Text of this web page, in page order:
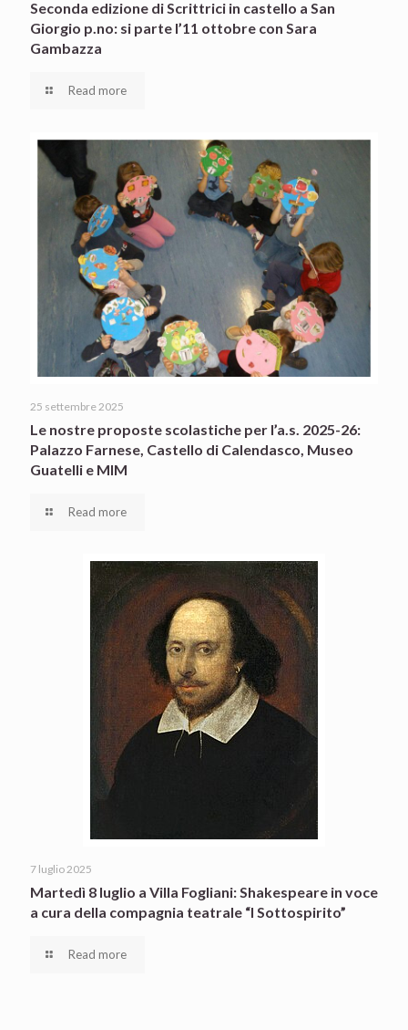
Seconda edizione di Scrittrici in castello a San
Giorgio p.no: si parte l’11 ottobre con Sara
Gambazza
Read more
25 settembre 2025
Le nostre proposte scolastiche per l’a.s. 2025-26:
Palazzo Farnese, Castello di Calendasco, Museo
Guatelli e MIM
Read more
7 luglio 2025
Martedì 8 luglio a Villa Fogliani: Shakespeare in voce
a cura della compagnia teatrale “I Sottospirito”
Read more